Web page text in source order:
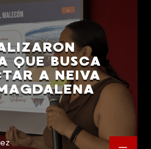
QUE BUSCA
A NEIVA